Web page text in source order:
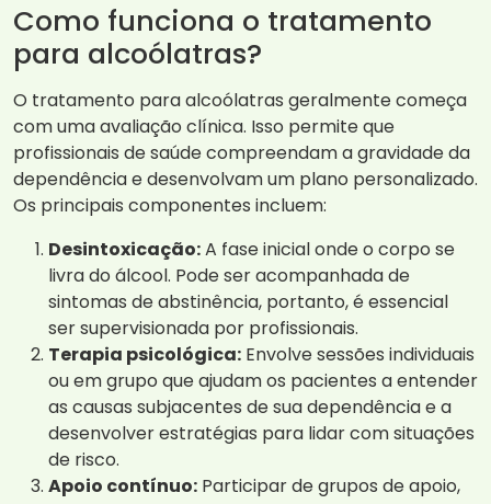
Como funciona o tratamento
para alcoólatras?
O tratamento para alcoólatras geralmente começa
com uma avaliação clínica. Isso permite que
profissionais de saúde compreendam a gravidade da
dependência e desenvolvam um plano personalizado.
Os principais componentes incluem:
Desintoxicação:A fase inicial onde o corpo se
livra do álcool. Pode ser acompanhada de
sintomas de abstinência, portanto, é essencial
ser supervisionada por profissionais.
Terapia psicológica: Envolve sessões individuais
ou em grupo que ajudam os pacientes a entender
as causas subjacentes de sua dependência e a
desenvolver estratégias para lidar com situações
de risco.
Apoio contínuo: Participar de grupos de apoio,